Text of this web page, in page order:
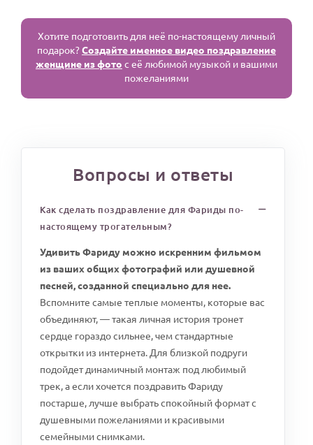
Хотите подготовить для неё по-настоящему личный
подарок?Создайте именное видео поздравление
женщине из фото с её любимой музыкой и вашими
пожеланиями
Вопросы и ответы
Как сделать поздравление для Фариды по-
настоящему трогательным?
Удивить Фариду можно искренним фильмом
из ваших общих фотографий или душевной
песней, созданной специально для нее.
Вспомните самые теплые моменты, которые вас
объединяют, — такая личная история тронет
сердце гораздо сильнее, чем стандартные
открытки из интернета. Для близкой подруги
подойдет динамичный монтаж под любимый
трек, а если хочется поздравить Фариду
постарше, лучше выбрать спокойный формат с
душевными пожеланиями и красивыми
семейными снимками.